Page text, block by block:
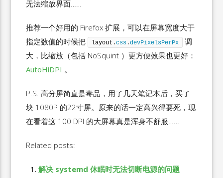
无法缩放界面……
推荐一个好用的 Firefox 扩展，可以在屏幕宽度大于
指定数值的时候把
layout.css.devPixelsPerPx
调
大，比缩放（包括 NoSquint ）更方便效果也更好：
AutoHiDPI 。
P.S. 高分屏简直是毒品，用了几天笔记本后，买了
块 1080P 的22寸屏。原来的话一定高兴得要死，现
在看着这 100 DPI 的大屏幕真是浑身不舒服……
Related posts:
解决 systemd 休眠时无法切断电源的问题